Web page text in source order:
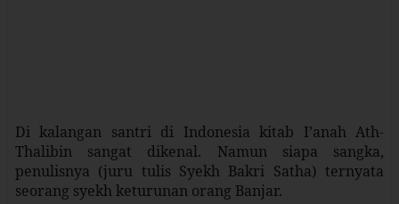
Di kalangan santri di Indonesia kitab I’anah Ath-
Thalibin sangat dikenal. Namun siapa sangka,
penulisnya (juru tulis Syekh Bakri Satha) ternyata
seorang syekh keturunan orang Banjar.